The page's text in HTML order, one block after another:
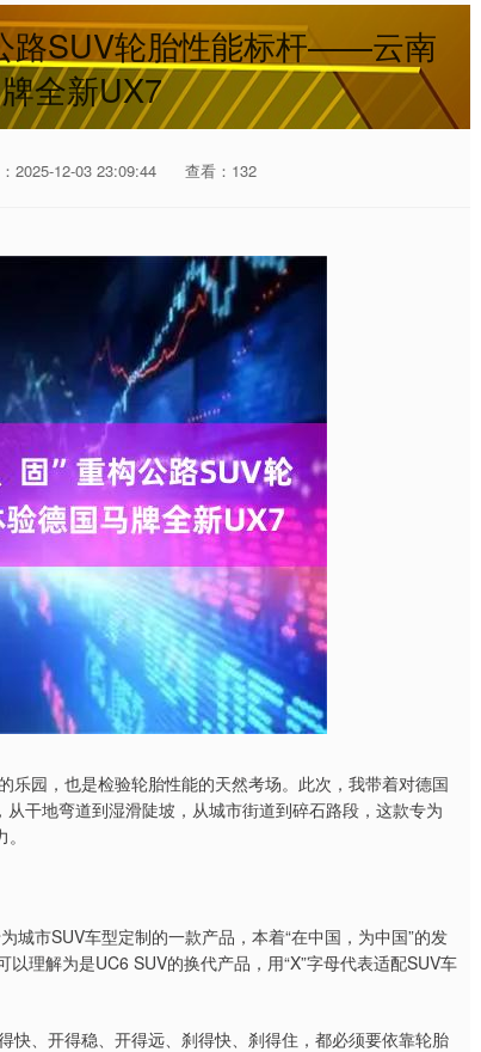
路SUV轮胎性能标杆——云南
全新UX7
2025-12-03 23:09:44 查看：132
园，也是检验轮胎性能的天然考场。此次，我带着对德国
干地弯道到湿滑陡坡，从城市街道到碎石路段，这款专为
城市SUV车型定制的一款产品，本着“在中国，为中国”的发
理解为是UC6 SUV的换代产品，用“X”字母代表适配SUV车
、开得稳、开得远、刹得快、刹得住，都必须要依靠轮胎